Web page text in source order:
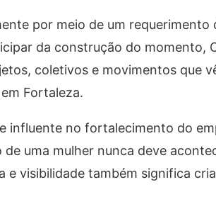
por meio de um
da construção do momento,
coletivos e movimentos que
Fortaleza.
influente no fortalecimento do
uma mulher nunca deve
e visibilidade também significa